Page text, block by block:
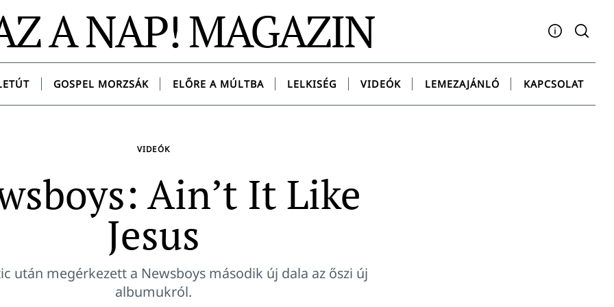
A NAP! MAGAZIN
Facebook
YouTubeInstagram
TwitterSpotify
GOSPEL MORZSÁK ELŐRE A MÚLTBA LELKISÉG VIDEÓK LEMEZAJÁNLÓ KAPCSOLAT
VIDEÓK
Ain’t It Like
Jesus
után megérkezett a Newsboys második új dala az őszi új
albumukról.